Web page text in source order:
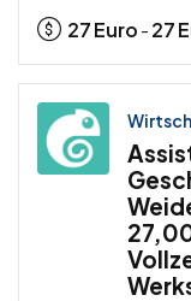
27Euro - 27